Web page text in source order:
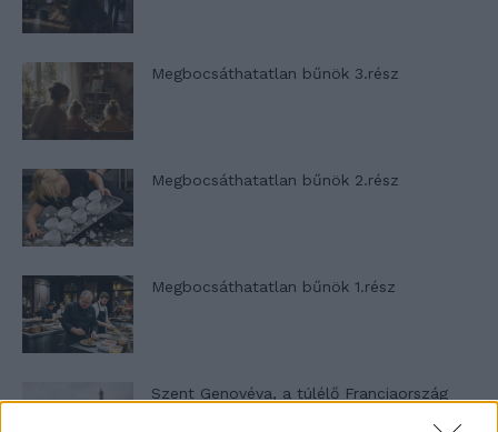
Megbocsáthatatlan bűnök 3.rész
Megbocsáthatatlan bűnök 2.rész
Megbocsáthatatlan bűnök 1.rész
Szent Genovéva, a túlélő Franciaország